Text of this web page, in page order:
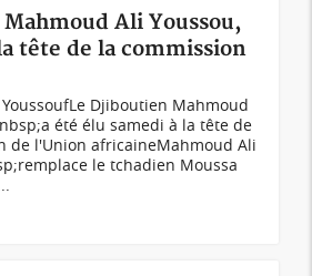
Ali Youssou,
tête de la commission
Djiboutien Mahmoud
été élu samedi à la tête de
de l'Union africaineMahmoud Ali
le tchadien Moussa